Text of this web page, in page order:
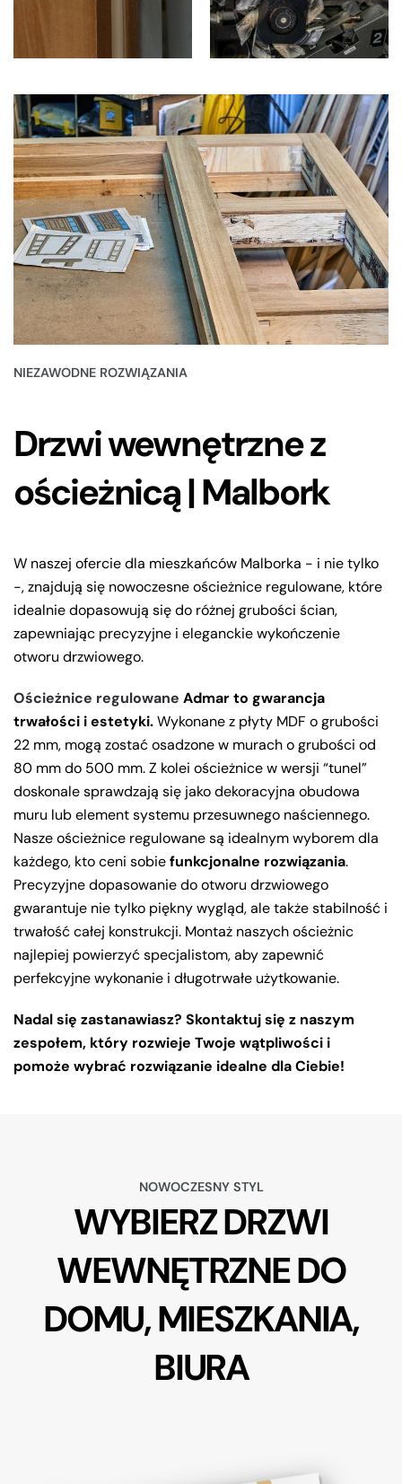
NIEZAWODNE ROZWIĄZANIA
Drzwi wewnętrzne z
ościeżnicą | Malbork
W naszej ofercie dla mieszkańców Malborka - i nie tylko
-, znajdują się nowoczesne ościeżnice regulowane, które
idealnie dopasowują się do różnej grubości ścian,
zapewniając precyzyjne i eleganckie wykończenie
otworu drzwiowego.
Ościeżnice regulowane Admar to gwarancja
trwałości i estetyki.Wykonane z płyty MDF o grubości
22 mm, mogą zostać osadzone w murach o grubości od
80 mm do 500 mm. Z kolei ościeżnice w wersji “tunel”
doskonale sprawdzają się jako dekoracyjna obudowa
muru lub element systemu przesuwnego naściennego.
Nasze ościeżnice regulowane są idealnym wyborem dla
każdego, kto ceni sobiefunkcjonalne rozwiązania.
Precyzyjne dopasowanie do otworu drzwiowego
gwarantuje nie tylko piękny wygląd, ale także stabilność i
trwałość całej konstrukcji. Montaż naszych ościeżnic
najlepiej powierzyć specjalistom, aby zapewnić
perfekcyjne wykonanie i długotrwałe użytkowanie.
Nadal się zastanawiasz? Skontaktuj się z naszym
zespołem, który rozwieje Twoje wątpliwości i
pomoże wybrać rozwiązanie idealne dla Ciebie!
NOWOCZESNY STYL
WYBIERZ DRZWI
WEWNĘTRZNE DO
DOMU, MIESZKANIA,
BIURA